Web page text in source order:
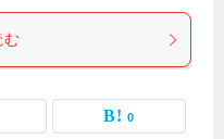
む
0